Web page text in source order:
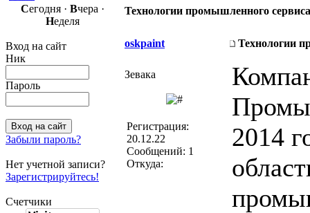
Сегодня · Вчера ·
Неделя
Вход на сайт
Ник
Пароль
Забыли пароль?
Нет учетной записи?
Зарегистрируйтесь!
Счетчики
Технологии промышленного сервиса
oskpaint Технологии
Зевака
Регистрация:
20.12.22
Сообщений: 1
Откуда:
2014